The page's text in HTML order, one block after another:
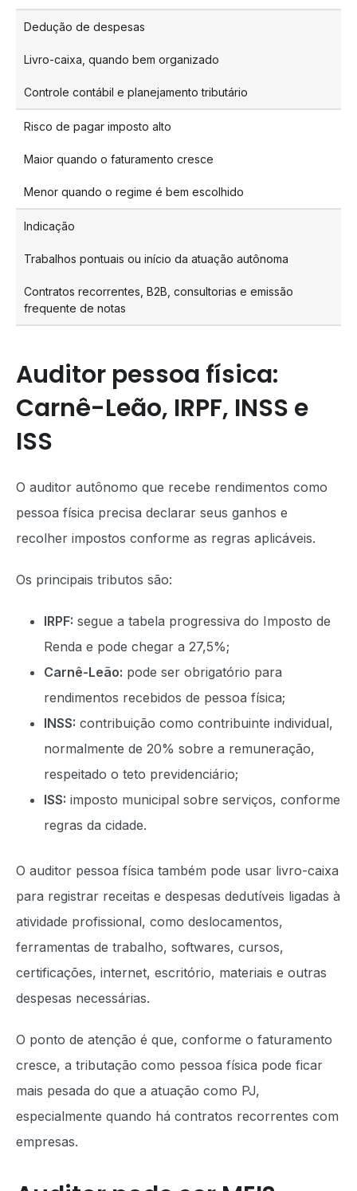
Dedução de despesas
Livro-caixa, quando bem organizado
Controle contábil e planejamento tributário
Risco de pagar imposto alto
Maior quando o faturamento cresce
Menor quando o regime é bem escolhido
Indicação
Trabalhos pontuais ou início da atuação autônoma
Contratos recorrentes, B2B, consultorias e emissão
frequente de notas
Auditor pessoa física:
Carnê-Leão, IRPF, INSS e
ISS
O auditor autônomo que recebe rendimentos como
pessoa física precisa declarar seus ganhos e
recolher impostos conforme as regras aplicáveis.
Os principais tributos são:
IRPF: segue a tabela progressiva do Imposto de
Renda e pode chegar a 27,5%;
Carnê-Leão: pode ser obrigatório para
rendimentos recebidos de pessoa física;
INSS: contribuição como contribuinte individual,
normalmente de 20% sobre a remuneração,
respeitado o teto previdenciário;
ISS: imposto municipal sobre serviços, conforme
regras da cidade.
O auditor pessoa física também pode usar livro-caixa
para registrar receitas e despesas dedutíveis ligadas à
atividade profissional, como deslocamentos,
ferramentas de trabalho, softwares, cursos,
certificações, internet, escritório, materiais e outras
despesas necessárias.
O ponto de atenção é que, conforme o faturamento
cresce, a tributação como pessoa física pode ficar
mais pesada do que a atuação como PJ,
especialmente quando há contratos recorrentes com
empresas.